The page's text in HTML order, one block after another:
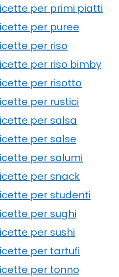
per primi piatti
per puree
per riso
per riso bimby
per risotto
per rustici
per salsa
per salse
per salumi
per snack
per studenti
per sughi
per sushi
per tartufi
per tonno